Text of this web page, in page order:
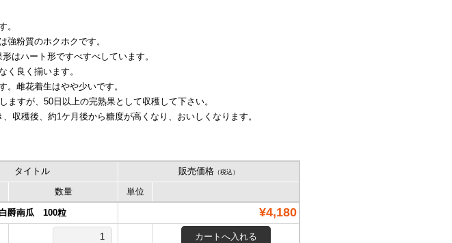
。
強粉質のホクホクです。
はハート形ですべすべしています。
く良く揃います。
。雌花着生はやや少いです。
ますが、50日以上の完熟果として収穫して下さい。
収穫後、約1ケ月後から糖度が高くなり、おいしくなります。
タイトル 販売価格 （税込）
数量 単位
白爵南瓜 100粒 ¥4,180